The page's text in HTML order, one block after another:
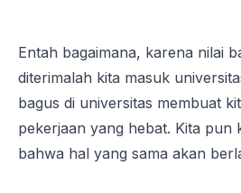
Entah bagaimana, karena nilai
diterimalah kita masuk
bagus di universitas membuat
pekerjaan yang hebat. Kita pun
bahwa hal yang sama akan